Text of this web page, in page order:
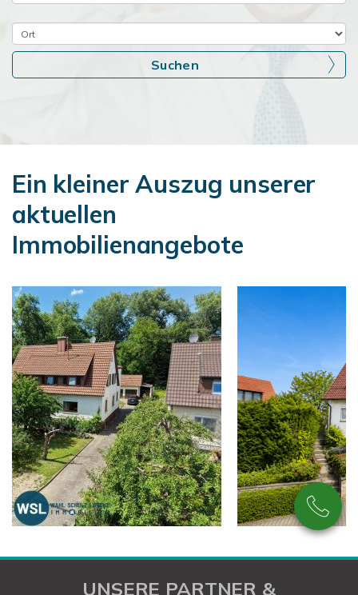
Suchen
Ein kleiner Auszug unserer
aktuellen
Immobilienangebote
UNSERE PARTNER &